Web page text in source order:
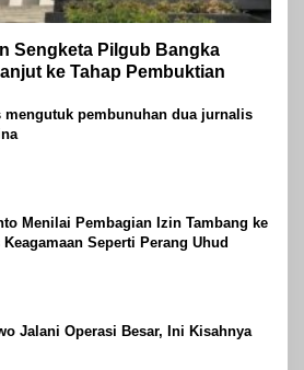
Sengketa Pilgub Bangka
ke Tahap Pembuktian
mengutuk pembunuhan dua jurnalis
Menilai Pembagian Izin Tambang ke
Keagamaan Seperti Perang Uhud
Jalani Operasi Besar, Ini Kisahnya